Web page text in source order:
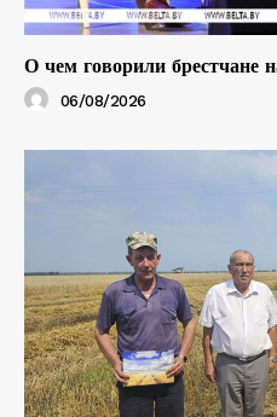
О чем говорили брестчане
06/08/2026